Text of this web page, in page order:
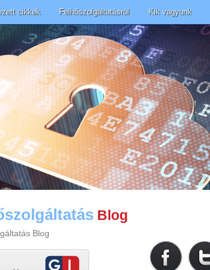
cikkek Felhőszolgáltatásról Kik vagyunk
Blog
Blog